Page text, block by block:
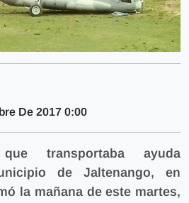
De 2017 0:00
transportaba ayuda
de Jaltenango, en
la mañana de este martes,